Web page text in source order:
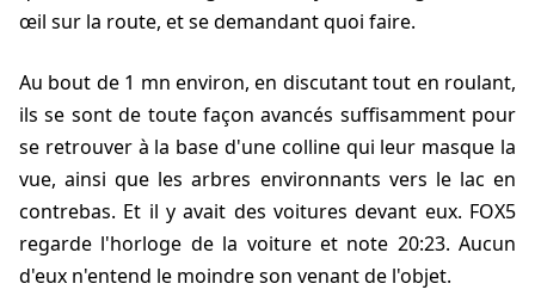
œil sur la route, et se demandant quoi faire.
Au bout de 1 mn environ, en discutant tout en roulant,
ils se sont de toute façon avancés suffisamment pour
se retrouver à la base d'une colline qui leur masque la
vue, ainsi que les arbres environnants vers le lac en
contrebas. Et il y avait des voitures devant eux. FOX5
regarde l'horloge de la voiture et note 20:23. Aucun
d'eux n'entend le moindre son venant de l'objet.